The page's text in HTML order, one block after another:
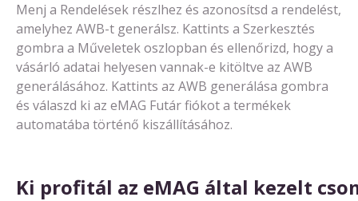
Menj a Rendelések részlhez és azonosítsd a rendelést,
amelyhez AWB-t generálsz. Kattints a Szerkesztés
gombra a Műveletek oszlopban és ellenőrizd, hogy a
vásárló adatai helyesen vannak-e kitöltve az AWB
generálásához. Kattints az AWB generálása gombra
és válaszd ki az eMAG Futár fiókot a termékek
automatába történő kiszállításához.
Ki profitál az eMAG által kezelt